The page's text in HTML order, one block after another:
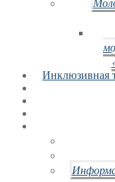
Инклюзивная